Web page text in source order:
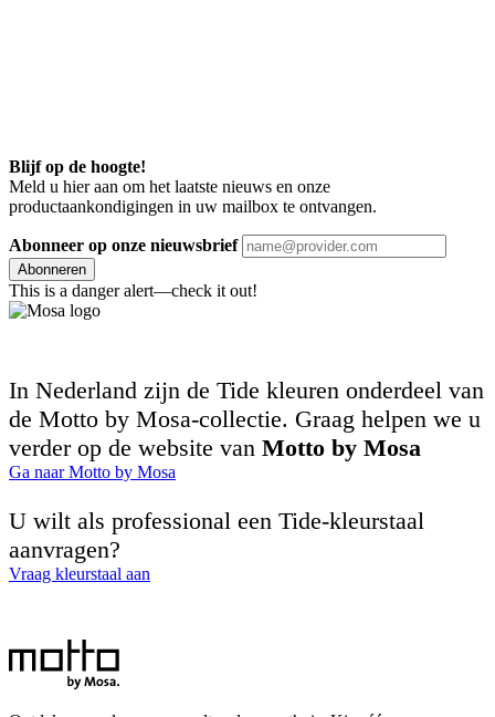
Blijf op de hoogte!
Meld u hier aan om het laatste nieuws en onze
productaankondigingen in uw mailbox te ontvangen.
Abonneer op onze nieuwsbrief
Abonneren
This is a danger alert—check it out!
In Nederland zijn de Tide kleuren onderdeel van
de Motto by Mosa-collectie. Graag helpen we u
verder op de website van Motto by Mosa
Ga naar Motto by Mosa
U wilt als professional een Tide-kleurstaal
aanvragen?
Vraag kleurstaal aan